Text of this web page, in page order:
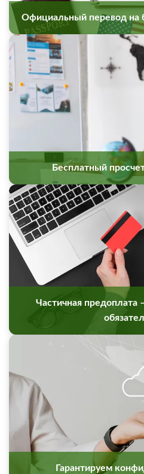
Официальный перевод на
Бесплатный
Частичная предоплата
Гарантируем